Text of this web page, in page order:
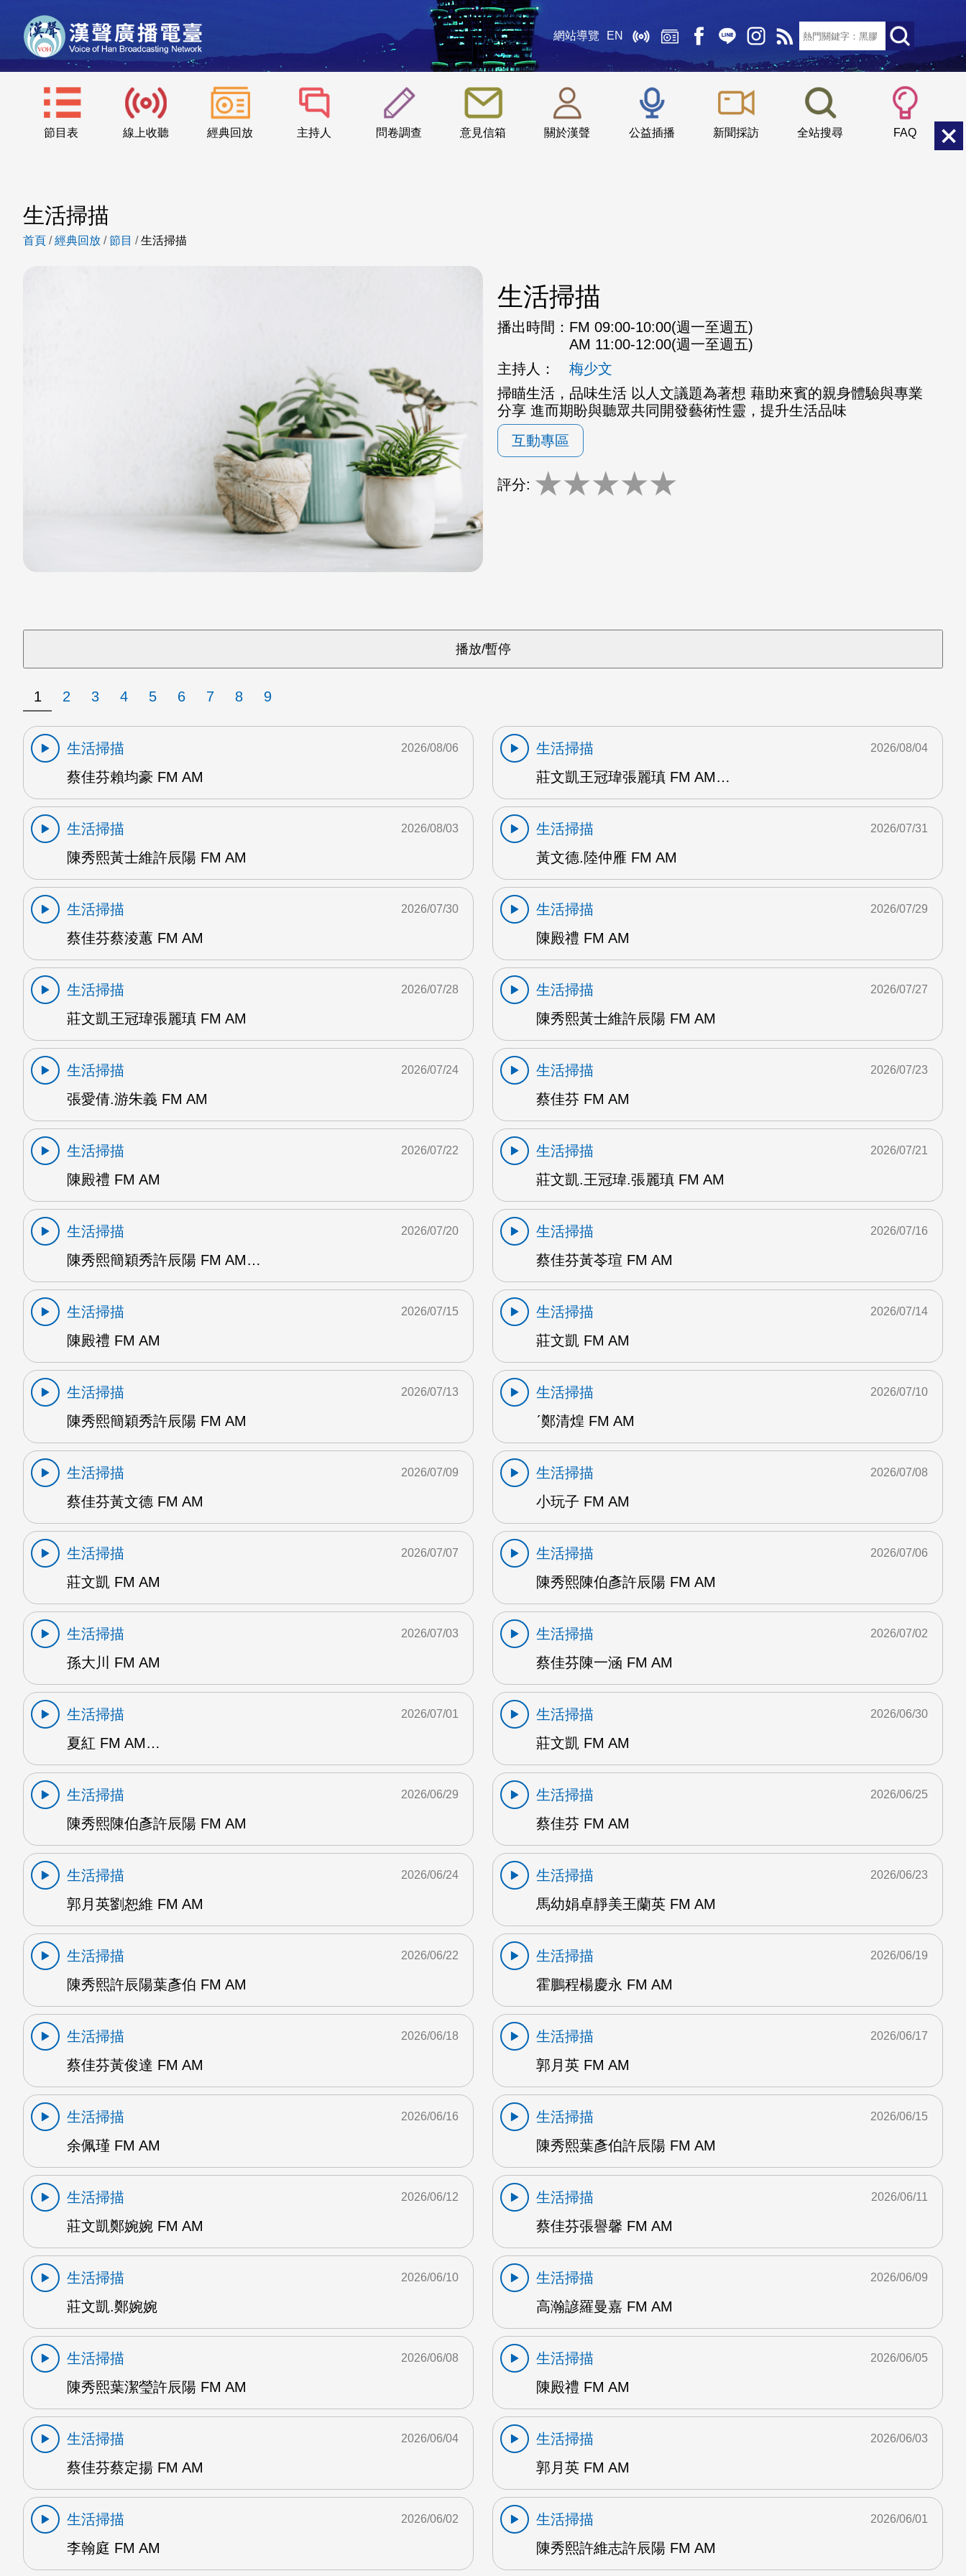
網站導覽 EN
節目表 線上收聽 經典回放 主持人 問卷調查 意見信箱 關於漢聲 公益插播 新聞採訪 全站搜尋 FAQ
::: 小 中
生活掃描
首頁 /經典回放 /節目 /生活掃描
生活掃描
播出時間： FM 09:00-10:00(週一至週五)
AM 11:00-12:00(週一至週五)
主持人：
梅少文
掃瞄生活，品味生活 以人文議題為著想 藉助來賓的親身體驗與專業
分享 進而期盼與聽眾共同開發藝術性靈，提升生活品味
互動專區
評分: ★★★★★
1 2 3 4 5 6 7 8 9
生活掃描
蔡佳芬賴均豪 FM AM
2026/08/06
生活掃描
莊文凱王冠瑋張麗瑱 FM AM…
2026/08/04
生活掃描
陳秀熙黃士維許辰陽 FM AM
2026/08/03
生活掃描
黃文德.陸仲雁 FM AM
2026/07/31
生活掃描
蔡佳芬蔡淩蕙 FM AM
2026/07/30
生活掃描
陳殿禮 FM AM
2026/07/29
生活掃描
莊文凱王冠瑋張麗瑱 FM AM
2026/07/28
生活掃描
陳秀熙黃士維許辰陽 FM AM
2026/07/27
生活掃描
張愛倩.游朱義 FM AM
2026/07/24
生活掃描
蔡佳芬 FM AM
2026/07/23
生活掃描
陳殿禮 FM AM
2026/07/22
生活掃描
莊文凱.王冠瑋.張麗瑱 FM AM
2026/07/21
生活掃描
陳秀熙簡穎秀許辰陽 FM AM…
2026/07/20
生活掃描
蔡佳芬黃苓瑄 FM AM
2026/07/16
生活掃描
陳殿禮 FM AM
2026/07/15
生活掃描
莊文凱 FM AM
2026/07/14
生活掃描
陳秀熙簡穎秀許辰陽 FM AM
2026/07/13
生活掃描
ˊ鄭清煌 FM AM
2026/07/10
生活掃描
蔡佳芬黃文德 FM AM
2026/07/09
生活掃描
小玩子 FM AM
2026/07/08
生活掃描
莊文凱 FM AM
2026/07/07
生活掃描
陳秀熙陳伯彥許辰陽 FM AM
2026/07/06
生活掃描
孫大川 FM AM
2026/07/03
生活掃描
蔡佳芬陳一涵 FM AM
2026/07/02
生活掃描
夏紅 FM AM…
2026/07/01
生活掃描
莊文凱 FM AM
2026/06/30
生活掃描
陳秀熙陳伯彥許辰陽 FM AM
2026/06/29
生活掃描
蔡佳芬 FM AM
2026/06/25
生活掃描
郭月英劉恕維 FM AM
2026/06/24
生活掃描
馬幼娟卓靜美王蘭英 FM AM
2026/06/23
生活掃描
陳秀熙許辰陽葉彥伯 FM AM
2026/06/22
生活掃描
霍鵬程楊慶永 FM AM
2026/06/19
生活掃描
蔡佳芬黃俊達 FM AM
2026/06/18
生活掃描
郭月英 FM AM
2026/06/17
生活掃描
余佩瑾 FM AM
2026/06/16
生活掃描
陳秀熙葉彥伯許辰陽 FM AM
2026/06/15
生活掃描
莊文凱鄭婉婉 FM AM
2026/06/12
生活掃描
蔡佳芬張譽馨 FM AM
2026/06/11
生活掃描
莊文凱.鄭婉婉
2026/06/10
生活掃描
高瀚諺羅曼嘉 FM AM
2026/06/09
生活掃描
陳秀熙葉潔瑩許辰陽 FM AM
2026/06/08
生活掃描
陳殿禮 FM AM
2026/06/05
生活掃描
蔡佳芬蔡定揚 FM AM
2026/06/04
生活掃描
郭月英 FM AM
2026/06/03
生活掃描
李翰庭 FM AM
2026/06/02
生活掃描
陳秀熙許維志許辰陽 FM AM
2026/06/01